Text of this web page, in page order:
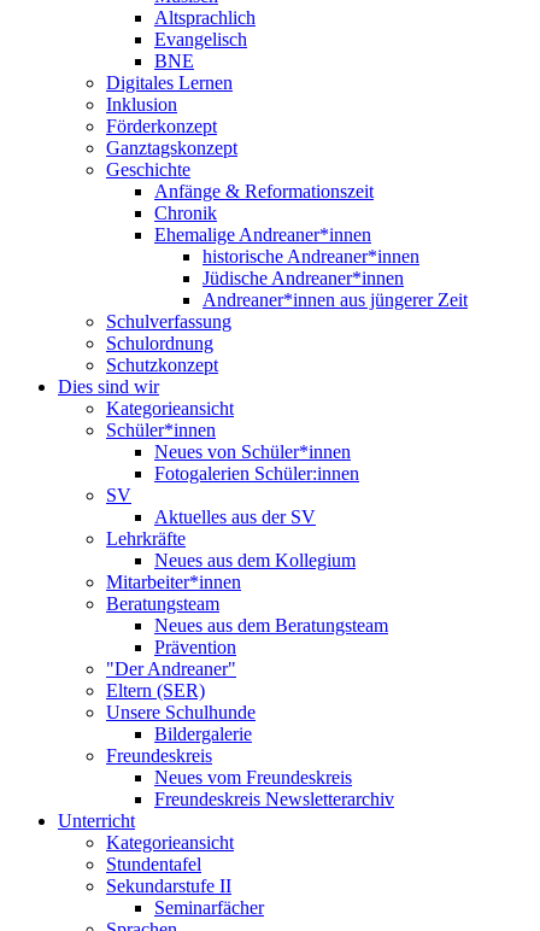
Altsprachlich
Evangelisch
BNE
Digitales Lernen
Inklusion
Förderkonzept
Ganztagskonzept
Geschichte
Anfänge & Reformationszeit
Chronik
Ehemalige Andreaner*innen
historische Andreaner*innen
Jüdische Andreaner*innen
Andreaner*innen aus jüngerer Zeit
Schulverfassung
Schulordnung
Schutzkonzept
Dies sind wir
Kategorieansicht
Schüler*innen
Neues von Schüler*innen
Fotogalerien Schüler:innen
SV
Aktuelles aus der SV
Lehrkräfte
Neues aus dem Kollegium
Mitarbeiter*innen
Beratungsteam
Neues aus dem Beratungsteam
Prävention
"Der Andreaner"
Eltern (SER)
Unsere Schulhunde
Bildergalerie
Freundeskreis
Neues vom Freundeskreis
Freundeskreis Newsletterarchiv
Unterricht
Kategorieansicht
Stundentafel
Sekundarstufe II
Seminarfächer